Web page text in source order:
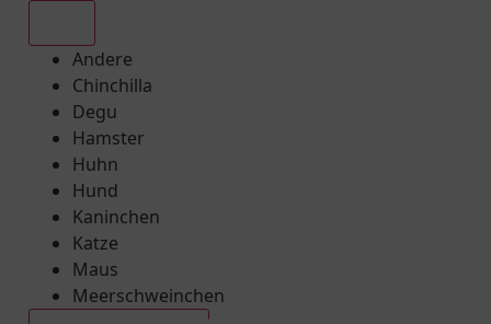
Andere
Chinchilla
Degu
Hamster
Huhn
Hund
Kaninchen
Katze
Maus
Meerschweinchen